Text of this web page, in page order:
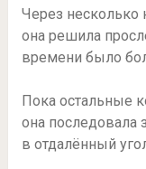
Через несколько
она решила
времени было
Пока остальные
она последовала
в отдалённый